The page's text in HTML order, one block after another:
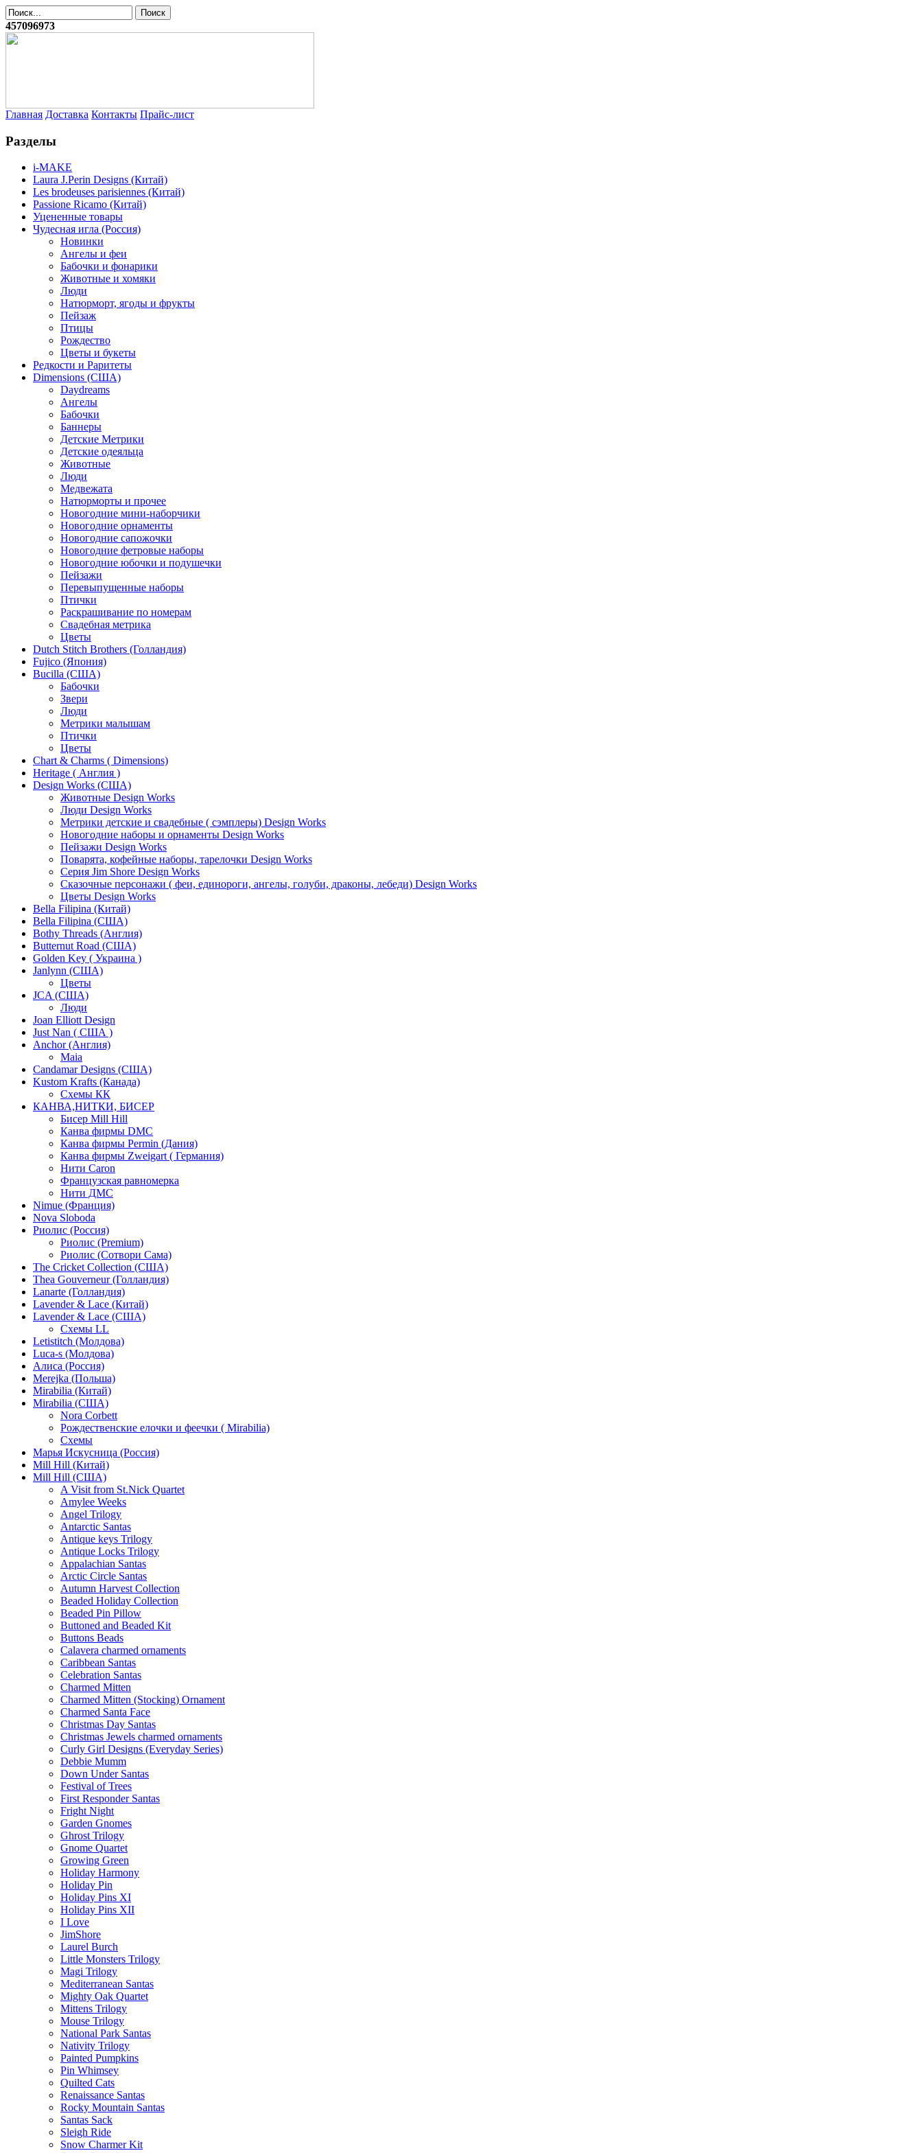
457096973
Главная Доставка Контакты Прайс-лист
Разделы
i-MAKE
Laura J.Perin Designs (Китай)
Les brodeuses parisiennes (Китай)
Passione Ricamo (Китай)
Уцененные товары
Чудесная игла (Россия)
Новинки
Ангелы и феи
Бабочки и фонарики
Животные и хомяки
Люди
Натюрморт, ягоды и фрукты
Пейзаж
Птицы
Рождество
Цветы и букеты
Редкости и Раритеты
Dimensions (США)
Daydreams
Ангелы
Бабочки
Баннеры
Детские Метрики
Детские одеяльца
Животные
Люди
Медвежата
Натюрморты и прочее
Новогодние мини-наборчики
Новогодние орнаменты
Новогодние сапожочки
Новогодние фетровые наборы
Новогодние юбочки и подушечки
Пейзажи
Перевыпущенные наборы
Птички
Раскрашивание по номерам
Свадебная метрика
Цветы
Dutch Stitch Brothers (Голландия)
Fujico (Япония)
Bucilla (США)
Бабочки
Звери
Люди
Метрики малышам
Птички
Цветы
Chart & Charms ( Dimensions)
Heritage ( Англия )
Design Works (США)
Животные Design Works
Люди Design Works
Метрики детские и свадебные ( сэмплеры) Design Works
Новогодние наборы и орнаменты Design Works
Пейзажи Design Works
Поварята, кофейные наборы, тарелочки Design Works
Серия Jim Shore Design Works
Сказочные персонажи ( феи, единороги, ангелы, голуби, драконы, лебеди) Design Works
Цветы Design Works
Bella Filipina (Китай)
Bella Filipina (США)
Bothy Threads (Англия)
Butternut Road (США)
Golden Key ( Украина )
Janlynn (США)
Цветы
JCA (США)
Люди
Joan Elliott Design
Just Nan ( США )
Anchor (Англия)
Maia
Candamar Designs (США)
Kustom Krafts (Канада)
Схемы КК
КАНВА,НИТКИ, БИСЕР
Бисер Mill Hill
Канва фирмы DMC
Канва фирмы Permin (Дания)
Канва фирмы Zweigart ( Германия)
Нити Caron
Французская равномерка
Нити ДМС
Nimue (Франция)
Nova Sloboda
Риолис (Россия)
Риолис (Premium)
Риолис (Сотвори Сама)
The Cricket Collection (США)
Thea Gouverneur (Голландия)
Lanarte (Голландия)
Lavender & Lace (Китай)
Lavender & Lace (США)
Схемы LL
Letistitch (Молдова)
Luca-s (Молдова)
Алиса (Россия)
Merejka (Польша)
Mirabilia (Китай)
Mirabilia (США)
Nora Corbett
Рождественские елочки и феечки ( Mirabilia)
Схемы
Марья Искусница (Россия)
Mill Hill (Китай)
Mill Hill (США)
A Visit from St.Nick Quartet
Amylee Weeks
Angel Trilogy
Antarctic Santas
Antique keys Trilogy
Antique Locks Trilogy
Appalachian Santas
Arctic Circle Santas
Autumn Harvest Collection
Beaded Holiday Collection
Beaded Pin Pillow
Buttoned and Beaded Kit
Buttons Beads
Calavera charmed ornaments
Caribbean Santas
Celebration Santas
Charmed Mitten
Charmed Mitten (Stocking) Ornament
Charmed Santa Face
Christmas Day Santas
Christmas Jewels charmed ornaments
Curly Girl Designs (Everyday Series)
Debbie Mumm
Down Under Santas
Festival of Trees
First Responder Santas
Fright Night
Garden Gnomes
Ghrost Trilogy
Gnome Quartet
Growing Green
Holiday Harmony
Holiday Pin
Holiday Pins XI
Holiday Pins XII
I Love
JimShore
Laurel Burch
Little Monsters Trilogy
Magi Trilogy
Mediterranean Santas
Mighty Oak Quartet
Mittens Trilogy
Mouse Trilogy
National Park Santas
Nativity Trilogy
Painted Pumpkins
Pin Whimsey
Quilted Cats
Renaissance Santas
Rocky Mountain Santas
Santas Sack
Sleigh Ride
Snow Charmer Kit